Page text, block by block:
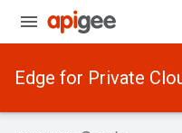
Edge for Private